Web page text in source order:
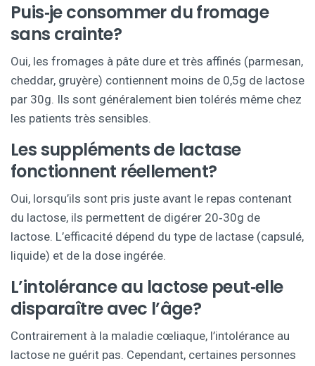
Puis‑je consommer du fromage
sans crainte?
Oui, les fromages à pâte dure et très affinés (parmesan,
cheddar, gruyère) contiennent moins de 0,5g de lactose
par 30g. Ils sont généralement bien tolérés même chez
les patients très sensibles.
Les suppléments de lactase
fonctionnent réellement?
Oui, lorsqu’ils sont pris juste avant le repas contenant
du lactose, ils permettent de digérer 20‑30g de
lactose. L’efficacité dépend du type de lactase (capsulé,
liquide) et de la dose ingérée.
L’intolérance au lactose peut‑elle
disparaître avec l’âge?
Contrairement à la maladie cœliaque, l’intolérance au
lactose ne guérit pas. Cependant, certaines personnes